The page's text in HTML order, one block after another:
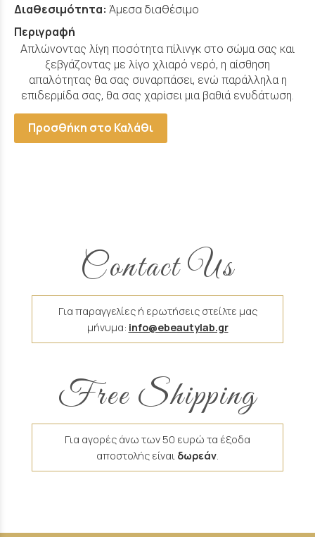
Διαθεσιμότητα: Άμεσα διαθέσιμο
Περιγραφή
Aπλώνοντας λίγη ποσότητα πίλινγκ στο σώμα σας και
ξεβγάζοντας με λίγο χλιαρό νερό, η αίσθηση
απαλότητας θα σας συναρπάσει, ενώ παράλληλα η
επιδερμίδα σας, θα σας χαρίσει μια βαθιά ενυδάτωση.
Προσθήκη στο Καλάθι
Contact Us
Για παραγγελίες ή ερωτήσεις στείλτε μας
μήνυμα: info@ebeautylab.gr
Free Shipping
Για αγορές άνω των 50 ευρώ τα έξοδα
αποστολής είναι δωρεάν.